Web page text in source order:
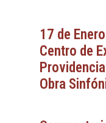
17 de
Centro de
Obra